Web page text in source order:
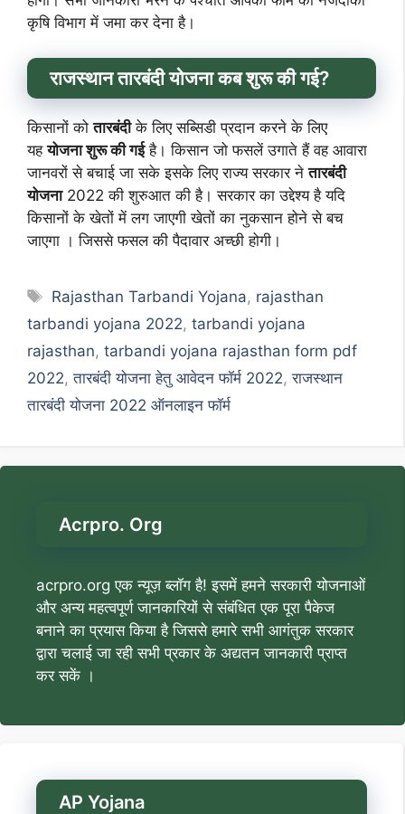
कृषि विभाग में जमा कर देना है।
राजस्थान तारबंदी योजना कब शुरू की गई?
किसानों कोतारबंदीके लिए सब्सिडी प्रदान करने के लिए
यहयोजना शुरू की गईहै। किसान जो फसलें उगाते हैं वह आवारा
जानवरों से बचाई जा सके इसके लिए राज्य सरकार नेतारबंदी
योजना2022 की शुरुआत की है। सरकार का उद्देश्य है यदि
किसानों के खेतों में लग जाएगी खेतों का नुकसान होने से बच
जाएगा । जिससे फसल की पैदावार अच्छी होगी।
Tags
Rajasthan Tarbandi Yojana, rajasthan
tarbandi yojana 2022, tarbandi yojana
rajasthan, tarbandi yojana rajasthan form pdf
2022,तारबंदी योजना हेतु आवेदन फॉर्म 2022,राजस्थान
तारबंदी योजना 2022 ऑनलाइन फॉर्म
Acrpro. Org
acrpro.org एक न्यूज़ ब्लॉग है! इसमें हमने सरकारी योजनाओं
और अन्य महत्वपूर्ण जानकारियों से संबंधित एक पूरा पैकेज
बनाने का प्रयास किया है जिससे हमारे सभी आगंतुक सरकार
द्वारा चलाई जा रही सभी प्रकार के अद्यतन जानकारी प्राप्त
कर सकें ।
AP Yojana